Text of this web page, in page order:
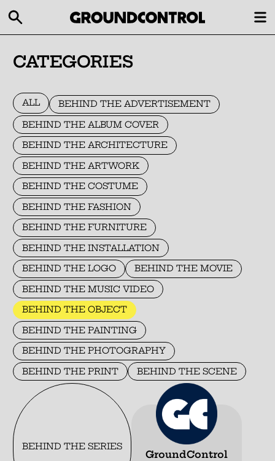
CATEGORIES
ALL
BEHIND THE ADVERTISEMENT
BEHIND THE ALBUM COVER
BEHIND THE ARCHITECTURE
BEHIND THE ARTWORK
BEHIND THE COSTUME
BEHIND THE FASHION
BEHIND THE FURNITURE
BEHIND THE INSTALLATION
BEHIND THE LOGO
BEHIND THE MOVIE
BEHIND THE MUSIC VIDEO
BEHIND THE OBJECT
BEHIND THE PAINTING
BEHIND THE PHOTOGRAPHY
BEHIND THE PRINT
BEHIND THE SCENE
BEHIND THE SERIES
GroundControl